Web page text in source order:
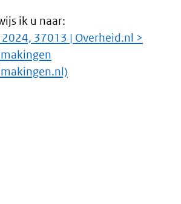
ik u naar:
37013 | Overheid.nl >